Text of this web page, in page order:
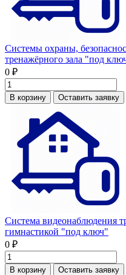
Системы охраны,
тренажёрного зала "под
0 ₽
В корзину Оставить заявку
Система видеонаблюдения
гимнастикой "под ключ"
0 ₽
В корзину Оставить заявку